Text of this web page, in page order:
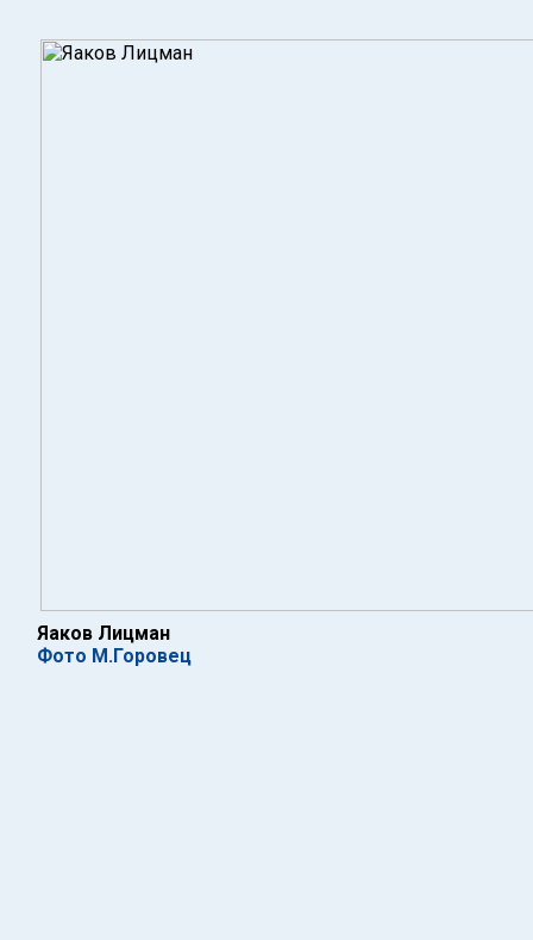
Яаков Лицман
Фото М.Горовец